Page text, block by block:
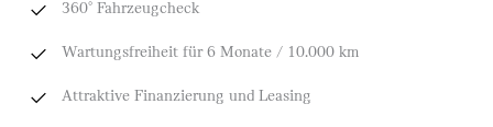
360° Fahrzeugcheck
Wartungsfreiheit für 6 Monate / 10.000 km
Attraktive Finanzierung und Leasing